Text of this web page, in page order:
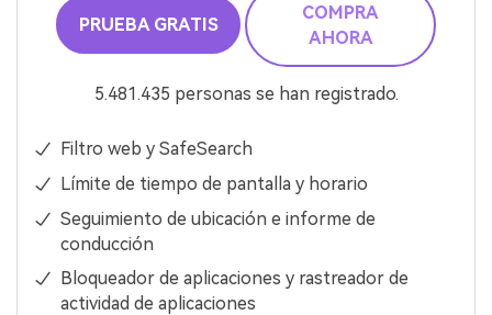
PRUEBA GRATIS
COMPRA
AHORA
5.481.435 personas se han registrado.
Filtro web y SafeSearch
Límite de tiempo de pantalla y horario
Seguimiento de ubicación e informe de
conducción
Bloqueador de aplicaciones y rastreador de
actividad de aplicaciones